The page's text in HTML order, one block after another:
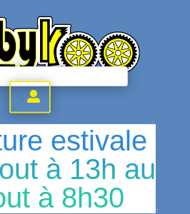
.
estivale
à 13h au
à 8h30